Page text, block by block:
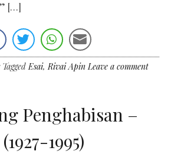
[…]
TaggedEsai,Rivai Apin Leave a comment
Penghabisan –
1995)